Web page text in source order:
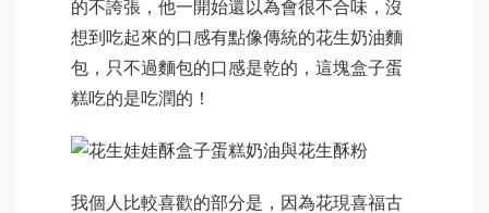
的不誇張，他一開始還以為會很不合味，沒
想到吃起來的口感有點像傳統的花生奶油麵
包，只不過麵包的口感是乾的，這塊盒子蛋
糕吃的是吃潤的！
我個人比較喜歡的部分是，因為花現喜福古